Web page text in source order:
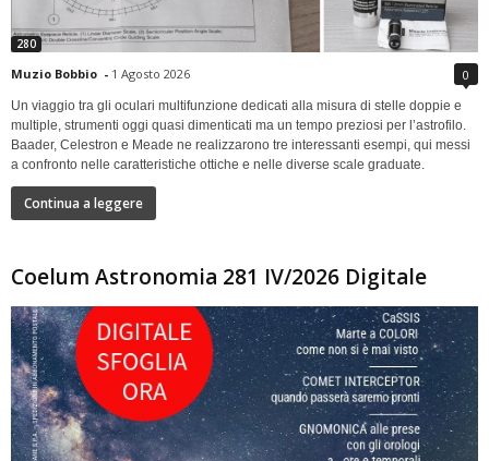
280
Muzio Bobbio - 1 Agosto 2026 0
Un viaggio tra gli oculari multifunzione dedicati alla misura di stelle doppie e
multiple, strumenti oggi quasi dimenticati ma un tempo preziosi per l’astrofilo.
Baader, Celestron e Meade ne realizzarono tre interessanti esempi, qui messi
a confronto nelle caratteristiche ottiche e nelle diverse scale graduate.
Continua a leggere
Coelum Astronomia 281 IV/2026 Digitale